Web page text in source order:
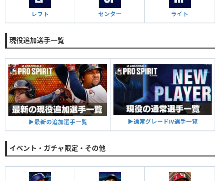
レフト センター ライト
現役追加選手一覧
▶︎最新の追加選手一覧 ▶︎通常グレードⅣ選手一覧
イベント・ガチャ限定・その他